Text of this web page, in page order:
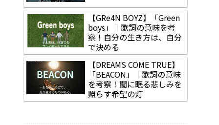
【GRe4N BOYZ】「Green
boys」｜歌詞の意味を考
察！自分の生き方は、自分
で決める
【DREAMS COME TRUE】
「BEACON」｜歌詞の意味
を考察！闇に眠る悲しみを
照らす希望の灯